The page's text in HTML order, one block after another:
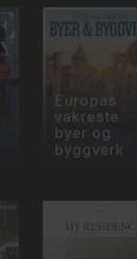
Europas
vakreste
byer og
byggverk